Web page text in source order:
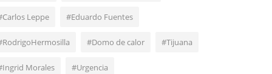
Leppe #Eduardo Fuentes
#Domo de calor #Tijuana
Morales #Urgencia